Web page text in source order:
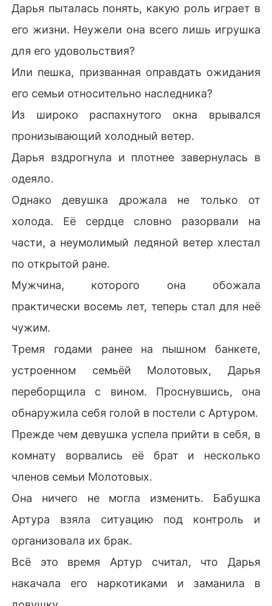
Дарья пыталась понять, какую роль играет в
его жизни. Неужели она всего лишь игрушка
для его удовольствия?
Или пешка, призванная оправдать ожидания
его семьи относительно наследника?
Из широко распахнутого окна врывался
пронизывающий холодный ветер.
Дарья вздрогнула и плотнее завернулась в
одеяло.
Однако девушка дрожала не только от
холода. Её сердце словно разорвали на
части, а неумолимый ледяной ветер хлестал
по открытой ране.
Мужчина, которого она обожала
практически восемь лет, теперь стал для неё
чужим.
Тремя годами ранее на пышном банкете,
устроенном семьёй Молотовых, Дарья
переборщила с вином. Проснувшись, она
обнаружила себя голой в постели с Артуром.
Прежде чем девушка успела прийти в себя, в
комнату ворвались её брат и несколько
членов семьи Молотовых.
Она ничего не могла изменить. Бабушка
Артура взяла ситуацию под контроль и
организовала их брак.
Всё это время Артур считал, что Дарья
накачала его наркотиками и заманила в